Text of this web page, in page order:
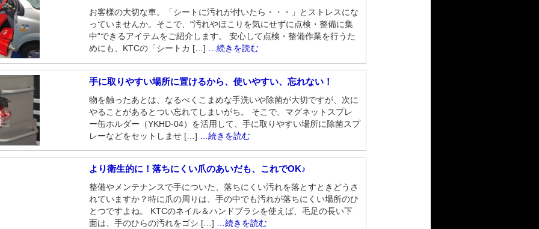
お客様の大切な車。「シートに汚れが付いたら・・・」とストレスにな
っていませんか。そこで、“汚れやほこりを気にせずに点検・整備に集
中”できるアイテムをご紹介します。 安心して点検・整備作業を行うた
めにも、KTCの「シートカ […]
…続きを読む
手に取りやすい場所に置けるから、使いやすい、忘れない！
物を触ったあとは、なるべくこまめな手洗いや除菌が大切ですが、次に
やることがあるとつい忘れてしまいがち。 そこで、マグネットスプレ
ー缶ホルダー（YKHD-04）を活用して、手に取りやすい場所に除菌スプ
レーなどをセットしませ […]
…続きを読む
より衛生的に！落ちにくい爪のあいだも、これでOK♪
整備やメンテナンスで手についた、落ちにくい汚れを落とすときどうさ
れていますか？特に爪の周りは、手の中でも汚れが落ちにくい場所のひ
とつですよね。 KTCのネイル＆ハンドブラシを使えば、毛足の長い下
面は、手のひらの汚れをゴシ […] …続きを読む